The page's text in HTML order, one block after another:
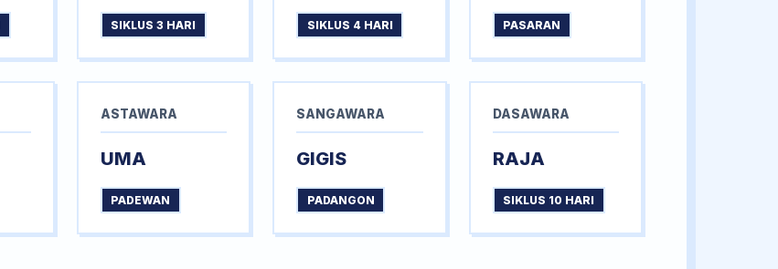
SIKLUS 3 HARI SIKLUS 4 HARI PASARAN
ASTAWARA
UMA
PADEWAN
SANGAWARA
GIGIS
PADANGON
DASAWARA
RAJA
SIKLUS 10 HARI